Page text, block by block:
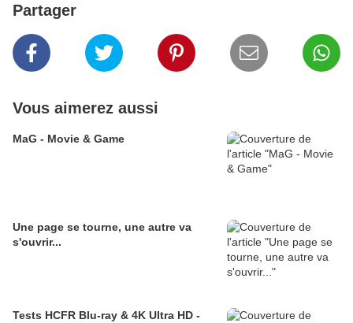
Partager
Vous aimerez aussi
MaG - Movie & Game
Une page se tourne, une autre va
s'ouvrir...
Tests HCFR Blu-ray & 4K Ultra HD -